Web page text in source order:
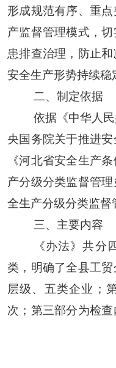
形成规范有序、重
产监督管理模式，
患排查治理，防止
安全生产形势持续稳
二、制定依据
依据《中华人
央国务院关于推进
《河北省安全生产
产分级分类监督管
全生产分级分类监督
三、主要内容
《办法》共分
类 ，明确了全县工
层级、 五类企业；
次 ；第三部分为检查